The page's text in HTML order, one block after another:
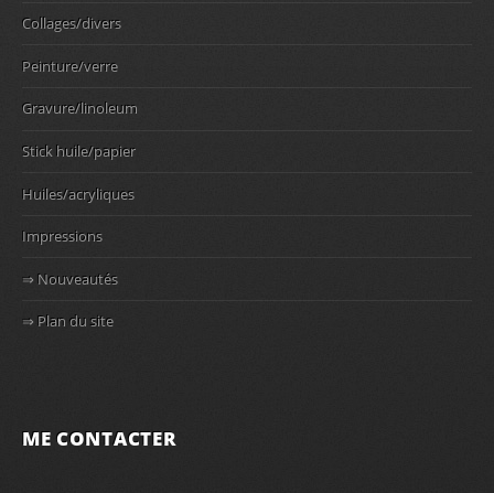
Collages/divers
Peinture/verre
Gravure/linoleum
Stick huile/papier
Huiles/acryliques
Impressions
⇒ Nouveautés
⇒ Plan du site
ME CONTACTER